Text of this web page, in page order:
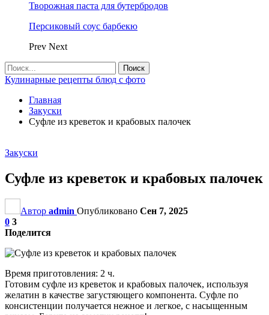
Творожная паста для бутербродов
Персиковый соус барбекю
Prev Next
Кулинарные рецепты блюд с фото
Главная
Закуски
Суфле из креветок и крабовых палочек
Закуски
Суфле из креветок и крабовых палочек
Автор admin Опубликовано Сен 7, 2025
0 3
Поделится
Время приготовления: 2 ч.
Готовим суфле из креветок и крабовых палочек, используя
желатин в качестве загустяющего компонента. Суфле по
консистенции получается нежное и легкое, с насыщенным